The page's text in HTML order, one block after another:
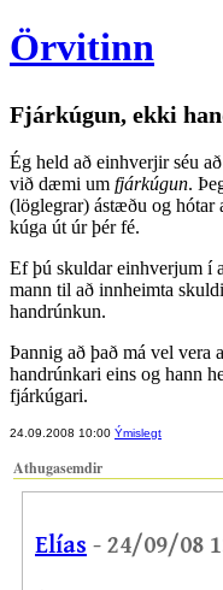
Örvitinn
Fjárkúgun, ekki
Ég held að einhverjir séu
við dæmi um fjárkúgun.
(löglegrar) ástæðu og hótar
kúga út úr þér fé.
Ef þú skuldar einhverjum í
mann til að innheimta
handrúnkun.
Þannig að það má vel vera
handrúnkari eins og hann
fjárkúgari.
24.09.2008 10:00 Ýmislegt
Athugasemdir
Elías - 24/09/08